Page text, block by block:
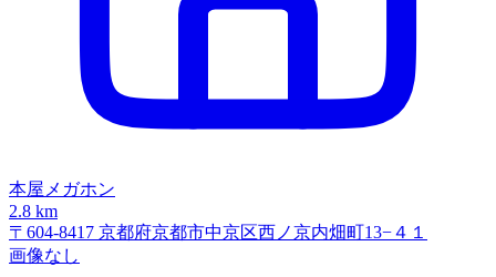
本屋メガホン
2.8 km
〒604-8417 京都府京都市中京区西ノ京内畑町13−４１
画像なし